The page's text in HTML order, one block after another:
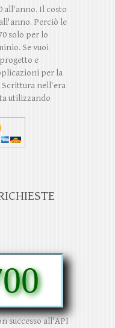
all'anno. Il costo
Perciò le
solo per lo
Se vuoi
e
per la
Scrittura nell'era
utilizzando
successo all'API